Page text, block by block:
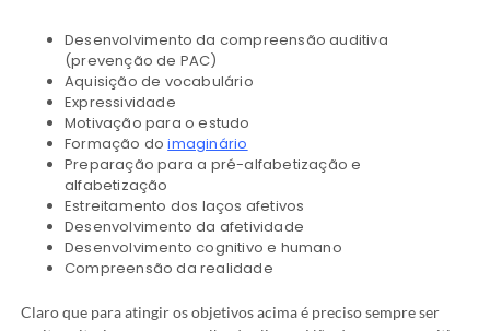
Desenvolvimento da compreensão auditiva
(prevenção de PAC)
Aquisição de vocabulário
Expressividade
Motivação para o estudo
Formação doimaginário
Preparação para a pré-alfabetização e
alfabetização
Estreitamento dos laços afetivos
Desenvolvimento da afetividade
Desenvolvimento cognitivo e humano
Compreensão da realidade
Claro que para atingir os objetivos acima é preciso sempre ser